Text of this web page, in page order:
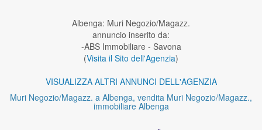
Albenga: Muri Negozio/Magazz.
annuncio inserito da:
-ABS Immobiliare - Savona
(Visita il Sito dell'Agenzia)
VISUALIZZA ALTRI ANNUNCI DELL'AGENZIA
Muri Negozio/Magazz. a Albenga, vendita Muri Negozio/Magazz.,
immobiliare Albenga